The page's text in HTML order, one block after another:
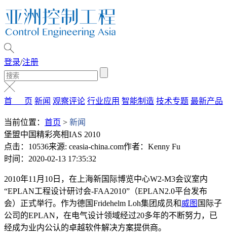
登录/注册
首 页 新闻 观察评论 行业应用 智能制造 技术专题 最新产品
当前位置： 首页 > 新闻
堡盟中国精彩亮相IAS 2010
点击：10536来源: ceasia-china.com作者：Kenny Fu
时间：2020-02-13 17:35:32
2010年11月10日，在上海新国际博览中心W2-M3会议室内
“EPLAN工程设计研讨会-FAA2010”（EPLAN2.0平台发布
会）正式举行。作为德国Fridehelm Loh集团成员和威图 国际子
公司的EPLAN，在电气设计领域经过20多年的不断努力，已
经成为业内公认的卓越软件解决方案提供商。